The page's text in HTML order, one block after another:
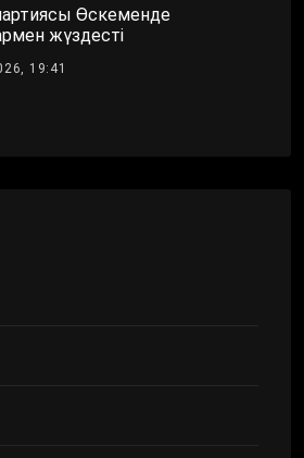
Өскеменде
жүздесті
19:41